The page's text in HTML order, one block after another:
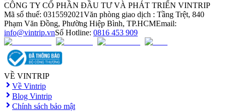
CÔNG TY CỔ PHẦN ĐẦU TƯ VÀ PHÁT TRIỂN VINTRIP
Mã số thuế: 0315592021Văn phòng giao dịch : Tầng Trệt, 840
Phạm Văn Đồng, Phường Hiệp Bình, TP.HCMEmail:
info@vintrip.vnSố Hotline: 0816 453 909
VỀ VINTRIP
Về Vintrip
Blog Vintrip
Chính sách bảo mật